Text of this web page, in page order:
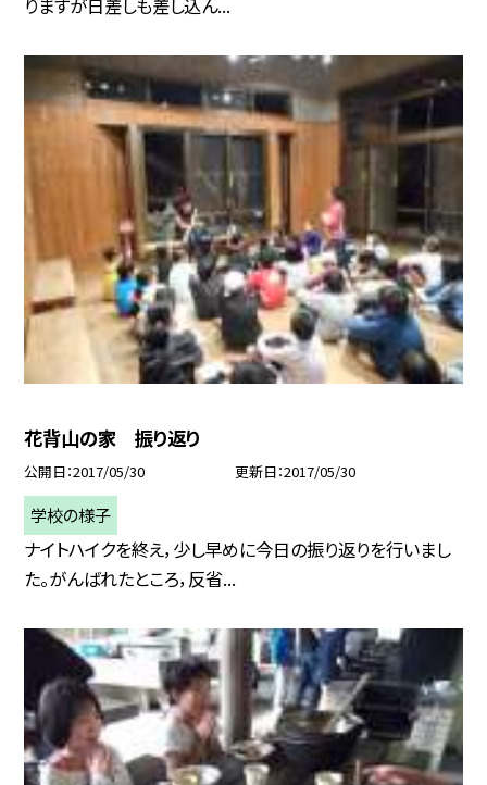
りますが日差しも差し込ん...
花背山の家 振り返り
公開日 2017/05/30 更新日 2017/05/30
学校の様子
ナイトハイクを終え，少し早めに今日の振り返りを行いまし
た。がんばれたところ，反省...